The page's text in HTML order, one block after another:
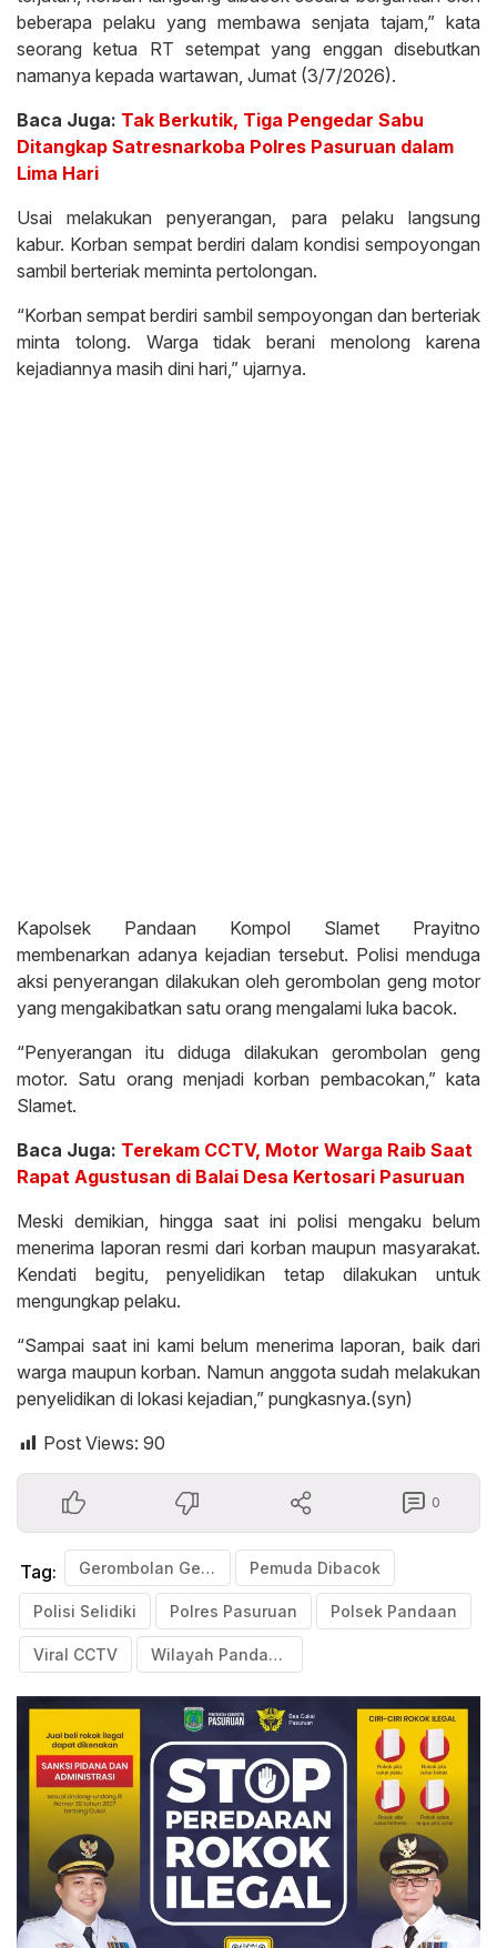
beberapa pelaku yang membawa senjata tajam,” kata
seorang ketua RT setempat yang enggan disebutkan
namanya kepada wartawan, Jumat (3/7/2026).
Baca Juga: Tak Berkutik, Tiga Pengedar Sabu
Ditangkap Satresnarkoba Polres Pasuruan dalam
Lima Hari
Usai melakukan penyerangan, para pelaku langsung
kabur. Korban sempat berdiri dalam kondisi sempoyongan
sambil berteriak meminta pertolongan.
“Korban sempat berdiri sambil sempoyongan dan berteriak
minta tolong. Warga tidak berani menolong karena
kejadiannya masih dini hari,” ujarnya.
Kapolsek Pandaan Kompol Slamet Prayitno
membenarkan adanya kejadian tersebut. Polisi menduga
aksi penyerangan dilakukan oleh gerombolan geng motor
yang mengakibatkan satu orang mengalami luka bacok.
“Penyerangan itu diduga dilakukan gerombolan geng
motor. Satu orang menjadi korban pembacokan,” kata
Slamet.
Baca Juga: Terekam CCTV, Motor Warga Raib Saat
Rapat Agustusan di Balai Desa Kertosari Pasuruan
Meski demikian, hingga saat ini polisi mengaku belum
menerima laporan resmi dari korban maupun masyarakat.
Kendati begitu, penyelidikan tetap dilakukan untuk
mengungkap pelaku.
“Sampai saat ini kami belum menerima laporan, baik dari
warga maupun korban. Namun anggota sudah melakukan
penyelidikan di lokasi kejadian,” pungkasnya.(syn)
Post Views: 90
0
Tag: Gerombolan Geng Motor Pemuda Dibacok
Polisi Selidiki Polres Pasuruan Polsek Pandaan
Viral CCTV Wilayah Pandaan Pasuruan